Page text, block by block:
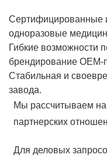
Сертифицированные
одноразовые
Гибкие возможности
брендирование OEM-
Стабильная и
завода.
Мы рассчитываем
партнерских
Для деловых